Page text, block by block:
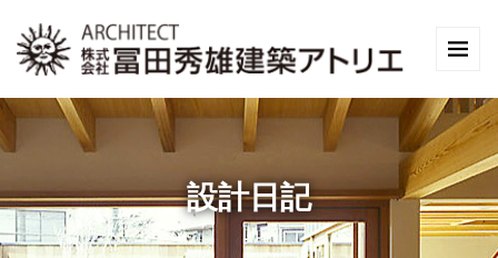
設計日記